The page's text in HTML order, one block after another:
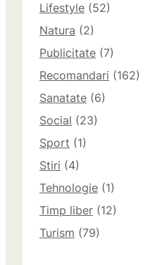
Lifestyle (52)
Natura (2)
Publicitate (7)
Recomandari (162)
Sanatate (6)
Social (23)
Sport (1)
Stiri (4)
Tehnologie (1)
Timp liber (12)
Turism (79)